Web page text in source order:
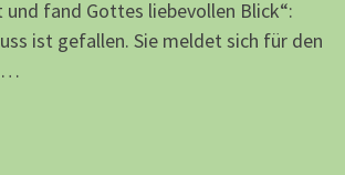
fand Gottes liebevollen Blick“:
ist gefallen. Sie meldet sich für den
…